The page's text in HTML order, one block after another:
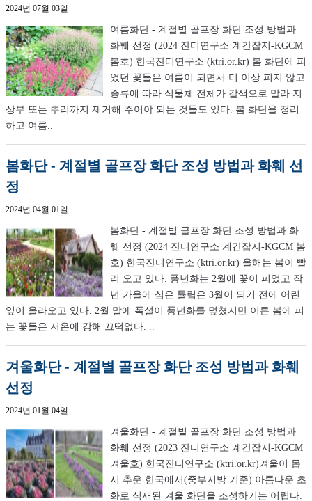
2024년 07월 03일
여름화단 - 계절별 골프장 화단 조성 방법과
화훼 선정 (2024 잔디연구소 계간잡지-KGCM
봄호) 한국잔디연구소 (ktri.or.kr) 봄 화단에 피
었던 꽃들은 여름이 되면서 더 이상 피지 않고
종류에 따라 식물체 전체가 갈색으로 말라 지
상부 또는 뿌리까지 제거해 주어야 되는 것들도 있다. 봄 화단을 정리
하고 여름..
봄화단 - 계절별 골프장 화단 조성 방법과 화훼 선
정
2024년 04월 01일
봄화단 - 계절별 골프장 화단 조성 방법과 화
훼 선정 (2024 잔디연구소 계간잡지-KGCM 봄
호) 한국잔디연구소 (ktri.or.kr) 올해는 봄이 빨
리 오고 있다. 풍년화는 2월에 꽃이 피었고 작
년 가을에 심은 튤립은 3월이 되기 전에 어린
잎이 올라오고 있다. 2월 말에 폭설이 풍년화를 덮쳤지만 이른 봄에 피
는 꽃들은 저온에 강해 끄떡없다. ..
겨울화단 - 계절별 골프장 화단 조성 방법과 화훼
선정
2024년 01월 04일
겨울화단 - 계절별 골프장 화단 조성 방법과
화훼 선정 (2023 잔디연구소 계간잡지-KGCM
겨울호) 한국잔디연구소 (ktri.or.kr)겨울이 몹
시 추운 한국에서(중부지방 기준) 아름다운 초
화로 식재된 겨울 화단을 조성하기는 어렵다.